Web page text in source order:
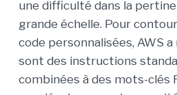
une difficulté dans la
grande échelle. Pour
code personnalisées, AWS
sont des instructions
combinées à des mots-clés